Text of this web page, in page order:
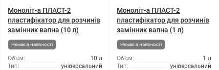
Моноліт-а ПЛАСТ-2
пластифікатор для розчинів
замінник вапна (10 л)
Немає в наявності
Об'єм:
10 л
Тип:
універсальний
Моноліт-а ПЛАСТ-2
пластифікатор для розчинів
замінник вапна (1 л)
Немає в наявності
Об'єм:
1 л
Тип:
універсальний